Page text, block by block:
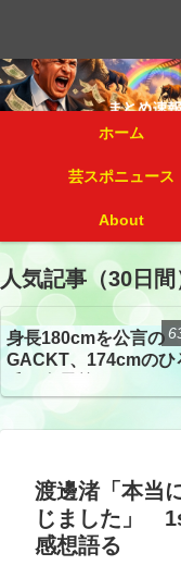
ホーム
芸スポニュース
About
人気記事（30日間
身長180cmを公言の
GACKT、174cmのひ
トざわつき イベント
真が話題
渡邊渚「本当
じました」
感想語る